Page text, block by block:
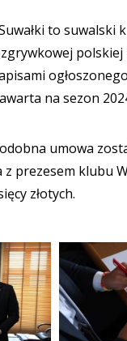
to suwalski
polskiej
na sezon
umowa
prezesem klubu
złotych.